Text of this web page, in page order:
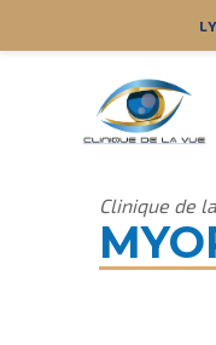
Clinique de